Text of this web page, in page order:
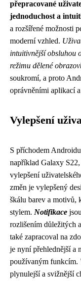
přepracované
jednoduchost a
a rozšířené možnosti
moderní vzhled.
intuitivnější obsluhou
režimu dělené
soukromí, a proto
oprávněními aplikací
Vylepšení
S příchodem
například Galaxy
vylepšení
změn je vylepšený
škálu barev a motivů,
stylem. Notifikace
rozlišením důležitých
také zapracoval na
je nyní přehlednější a
používaným funkcím.
plynulejší a svižnější